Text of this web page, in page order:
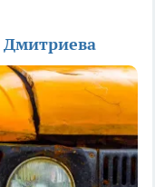
Дмитриева